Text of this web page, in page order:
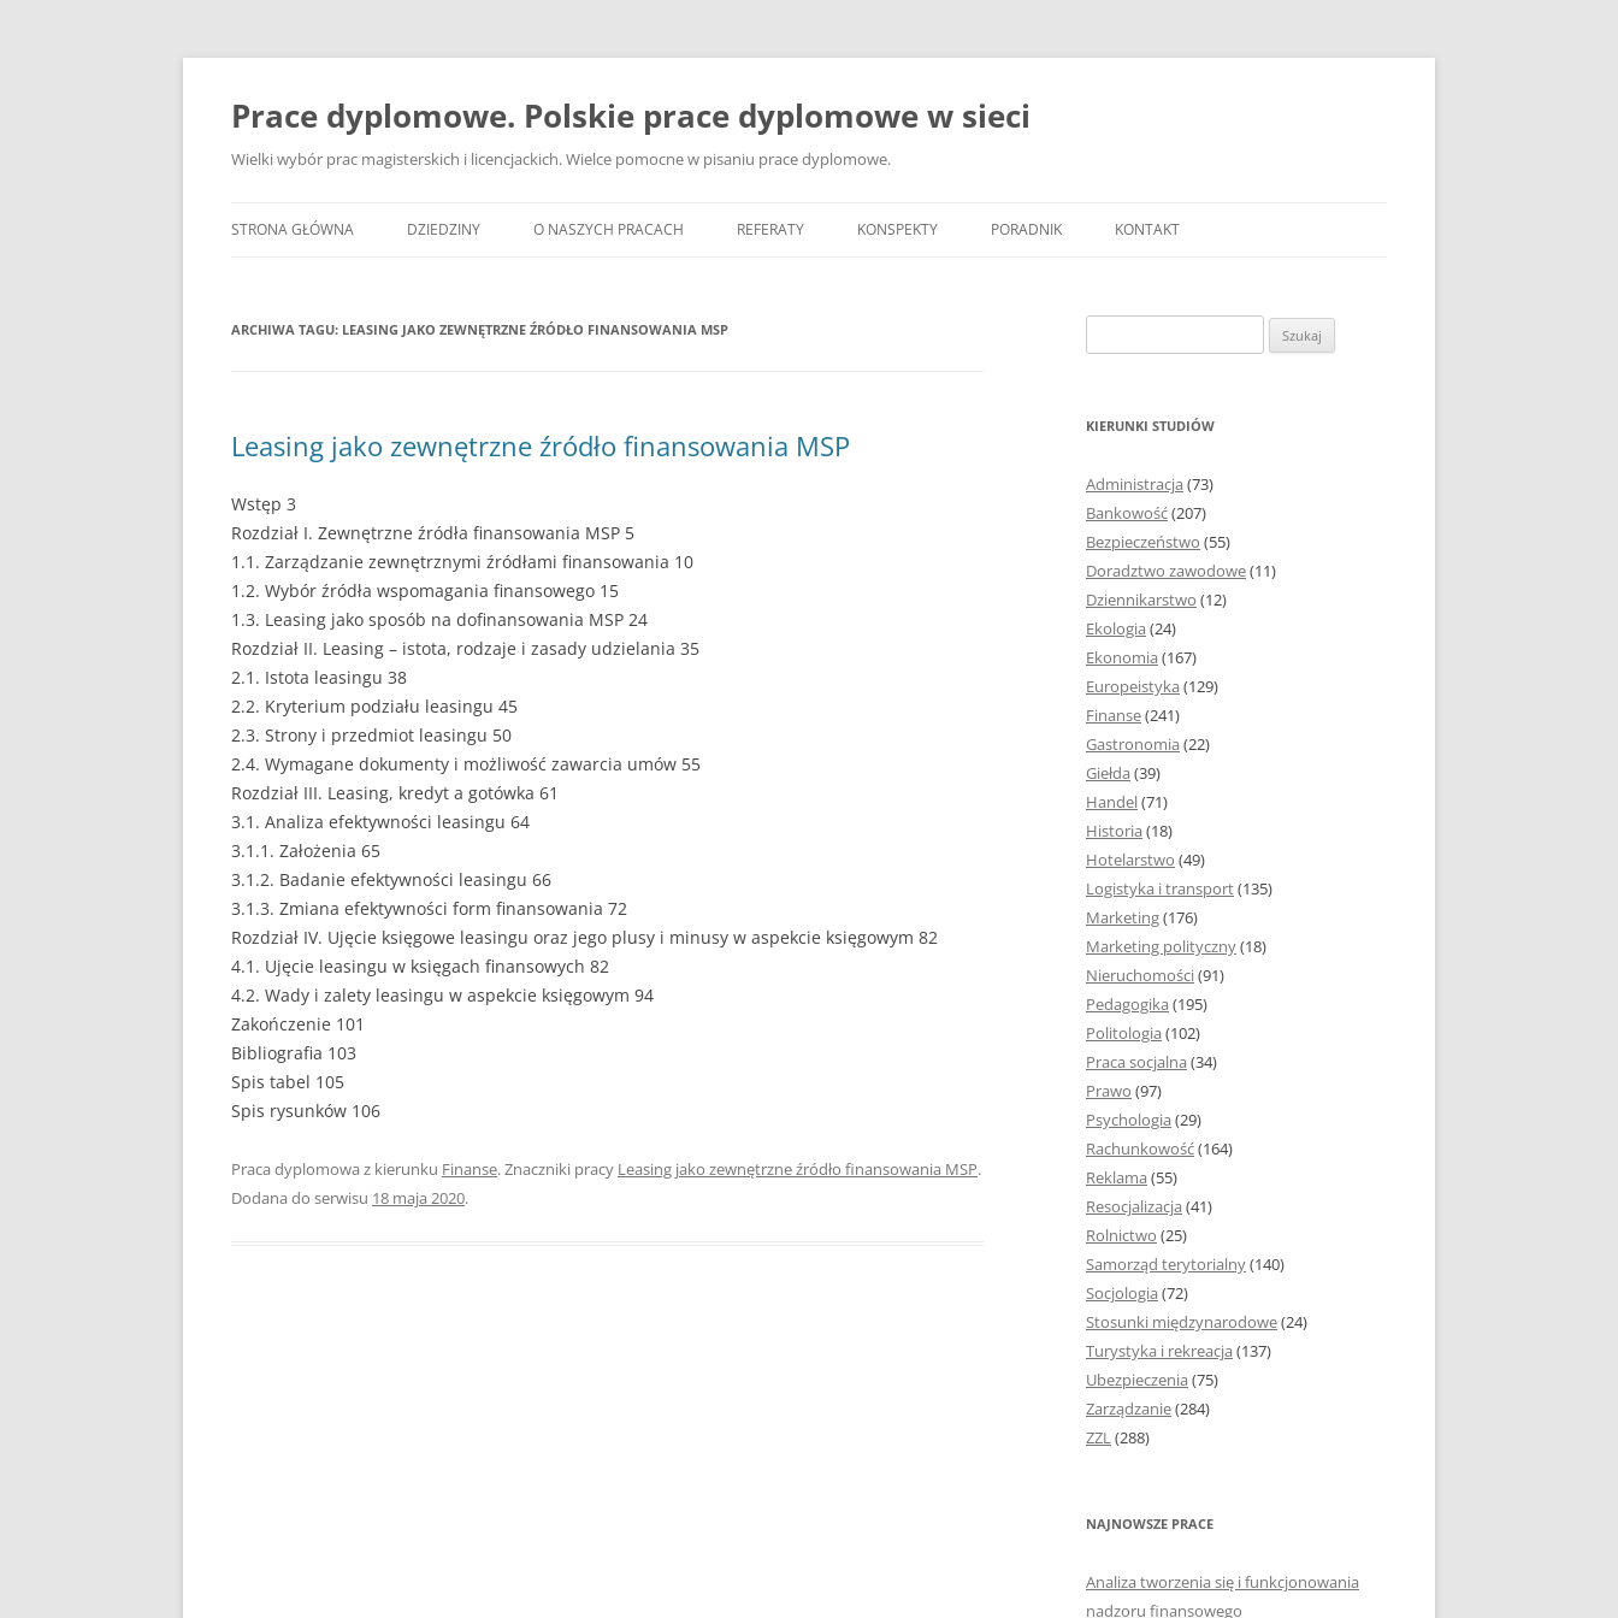
Przejdź
Prace dyplomowe. Polskie prace dyplomowe w sieci
Wielki wybór prac magisterskich i licencjackich. Wielce pomocne w pisaniu prace dyplomowe.
STRONA GŁÓWNA DZIEDZINY
BANKOWOŚĆ
EKONOMIA
EUROPEISTYKA
FINANSE
GIEŁDA
HANDEL
HISTORIA
HOTELARSTWO
MARKETING
POLITOLOGIA
O NASZYCH PRACACH REFERATY KONSPEKTY PORADNIK
JAK ZBIERAĆ I OPRACOWYWAĆ
BIBLIOGRAFICZNYCH
ZAWARTOŚĆ I ROZMIAR PRACY
DYPLOMOWEJ
ESTETYKA PRACY DYPLOMOWEJ –
WYRÓŻNIENIA, NUMEROWANIE
CZCIONKA, MARGINESY I
WIELKOŚĆ STRON
STRUKTURA AKAPITU W PRACY
DYPLOMOWEJ
STYL PRACY DYPLOMOWEJ
SPIS TREŚCI W PRACY
DYPLOMOWEJ
WSTĘP PRACY DYPLOMOWEJ
ROZDZIAŁY I PODROZDZIAŁY
ZAKOŃCZENIE PRACY
DYPLOMOWEJ
BIBLIOGRAFIA
SPIS RYSUNKÓW, TABEL I
ZAŁĄCZNIKÓW
TABELE, RYSUNKI ORAZ WYKRESY
KSIĄŻKI, KTÓRE POMOGĄ CI
KONTAKT
ARCHIWA TAGU: LEASING JAKO ZEWNĘTRZNE ŹRÓDŁO FINANSOWANIA MSP
Leasing jako zewnętrzne źródło finansowania MSP
Wstęp 3
Rozdział I. Zewnętrzne źródła finansowania MSP 5
1.1. Zarządzanie zewnętrznymi źródłami finansowania 10
1.2. Wybór źródła wspomagania finansowego 15
1.3. Leasing jako sposób na dofinansowania MSP 24
Rozdział II. Leasing – istota, rodzaje i zasady udzielania 35
2.1. Istota leasingu 38
2.2. Kryterium podziału leasingu 45
2.3. Strony i przedmiot leasingu 50
2.4. Wymagane dokumenty i możliwość zawarcia umów 55
Rozdział III. Leasing, kredyt a gotówka 61
3.1. Analiza efektywności leasingu 64
3.1.1. Założenia 65
3.1.2. Badanie efektywności leasingu 66
3.1.3. Zmiana efektywności form finansowania 72
Rozdział IV. Ujęcie księgowe leasingu oraz jego plusy i minusy w aspekcie księgowym 82
4.1. Ujęcie leasingu w księgach finansowych 82
4.2. Wady i zalety leasingu w aspekcie księgowym 94
Zakończenie 101
Bibliografia 103
Spis tabel 105
Spis rysunków 106
Praca dyplomowa z kierunku Finanse. Znaczniki pracy Leasing jako zewnętrzne źródło finansowania MSP.
Dodana do serwisu 18 maja 2020.
KIERUNKI STUDIÓW
Administracja (73)
Bankowość(207)
Bezpieczeństwo (55)
Doradztwo zawodowe(11)
Dziennikarstwo (12)
Ekologia (24)
Ekonomia (167)
Europeistyka (129)
Finanse(241)
Gastronomia (22)
Giełda (39)
Handel(71)
Historia (18)
Hotelarstwo (49)
Logistyka i transport(135)
Marketing(176)
Marketing polityczny(18)
Nieruchomości(91)
Pedagogika (195)
Politologia (102)
Praca socjalna (34)
Prawo (97)
Psychologia (29)
Rachunkowość(164)
Reklama (55)
Resocjalizacja (41)
Rolnictwo (25)
Samorząd terytorialny(140)
Socjologia (72)
Stosunki międzynarodowe(24)
Turystyka i rekreacja (137)
Ubezpieczenia (75)
Zarządzanie(284)
ZZL(288)
NAJNOWSZE PRACE
Analiza tworzenia się i funkcjonowania
nadzoru finansowego